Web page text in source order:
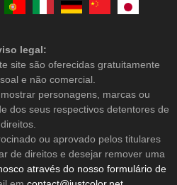
legal:
site são oferecidas gratuitamente
e não comercial.
personagens, marcas ou
dos seus respectivos detentores de
direitos.
ou aprovado pelos titulares
de direitos e desejar remover uma
através do nosso formulário de